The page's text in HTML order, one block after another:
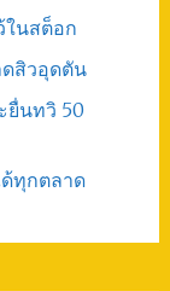
ในสต็อก
ดสิวอุดตัน
ยื่นทวิ 50
ทุกตลาด